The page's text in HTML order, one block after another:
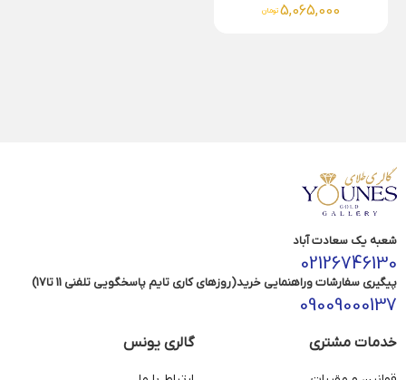
5,065,000 تومان
شعبه یک سعادت آباد
02126746130
پیگیری سفارشات وراهنمایی خرید(روزهای کاری تایم پاسخگویی تلفنی 11 تا17)
09009000137
خدمات مشتری گالری یونس